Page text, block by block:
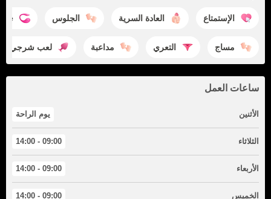
الإستمتاع العادة السرية الجلوس
مساج التعري مداعبة لعب شرجي
ساعات العمل
الأثنين يوم الراحة
الثلاثاء 09:00 - 14:00
الأربعاء 09:00 - 14:00
الخميس 09:00 - 14:00